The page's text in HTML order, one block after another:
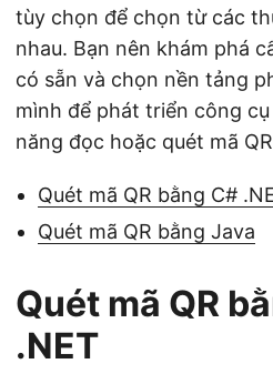
tùy chọn để chọn từ các
nhau. Bạn nên khám phá
có sẵn và chọn nền tảng
mình để phát triển công
năng đọc hoặc quét mã
Quét mã QR bằng C#
Quét mã QR bằng Java
Quét mã QR
.NET